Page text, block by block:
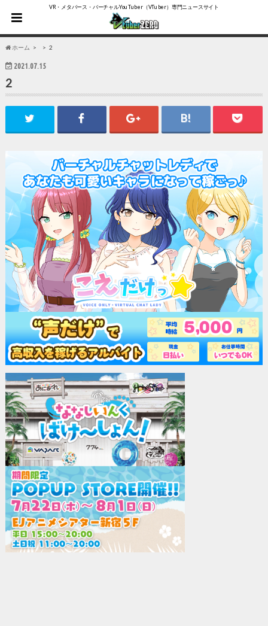
VR・メタバース・バーチャルYouTuber（VTuber）専門ニュースサイト
ホーム 2
2021.07.15
2